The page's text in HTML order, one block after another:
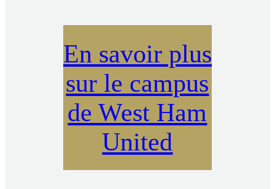
En savoir plus
sur le campus
de West Ham
United